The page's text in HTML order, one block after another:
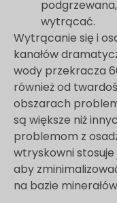
wytrącać.
Wytrącanie się i
kanałów
wody przekracza
również od
obszarach
są większe niż
problemom z
wtryskowni
aby
na bazie